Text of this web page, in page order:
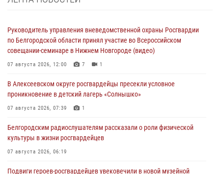
Руководитель управления вневедомственной охраны Росгвардии
по Белгородской области принял участие во Всероссийском
совещании-семинаре в Нижнем Новгороде (видео)
07 августа 2026, 12:00 7 1
В Алексеевском округе росгвардейцы пресекли условное
проникновение в детский лагерь «Солнышко»
07 августа 2026, 07:39 1
Белгородским радиослушателям рассказали о роли физической
культуры в жизни росгвардейцев
07 августа 2026, 06:19
Подвиги героев‑росгвардейцев увековечили в новой музейной